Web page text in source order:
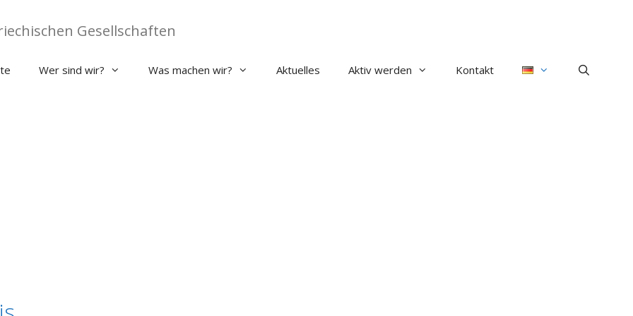
Gesellschaften
Wer sind wir? Was machen wir? Aktuelles Aktiv werden Kontakt